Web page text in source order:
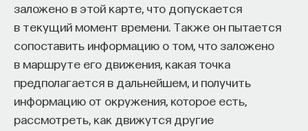
заложено в этой карте, что допускается
в текущий момент времени. Также он пытается
сопоставить информацию о том, что заложено
в маршруте его движения, какая точка
предполагается в дальнейшем, и получить
информацию от окружения, которое есть,
рассмотреть, как движутся другие
644 публикации
ТЕХНОЛОГИИ МАТЕМАТИКА ОБРАЗОВАНИЕ
НАУКА БИОТЕХНОЛОГИИ
ПРОГРАММНАЯ ИНЖЕНЕРИЯ ТОЧНЫЕ НАУКИ
НАД МАТЕРИАЛОМ РАБОТАЛИ
Владимир Сурдин
старший научный сотрудник Государственного
астрономического института
им. П. К. Штернберга МГУ
АСТРОНОМИЯ